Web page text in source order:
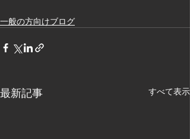
一般の方向けブログ
最新記事 すべて表示